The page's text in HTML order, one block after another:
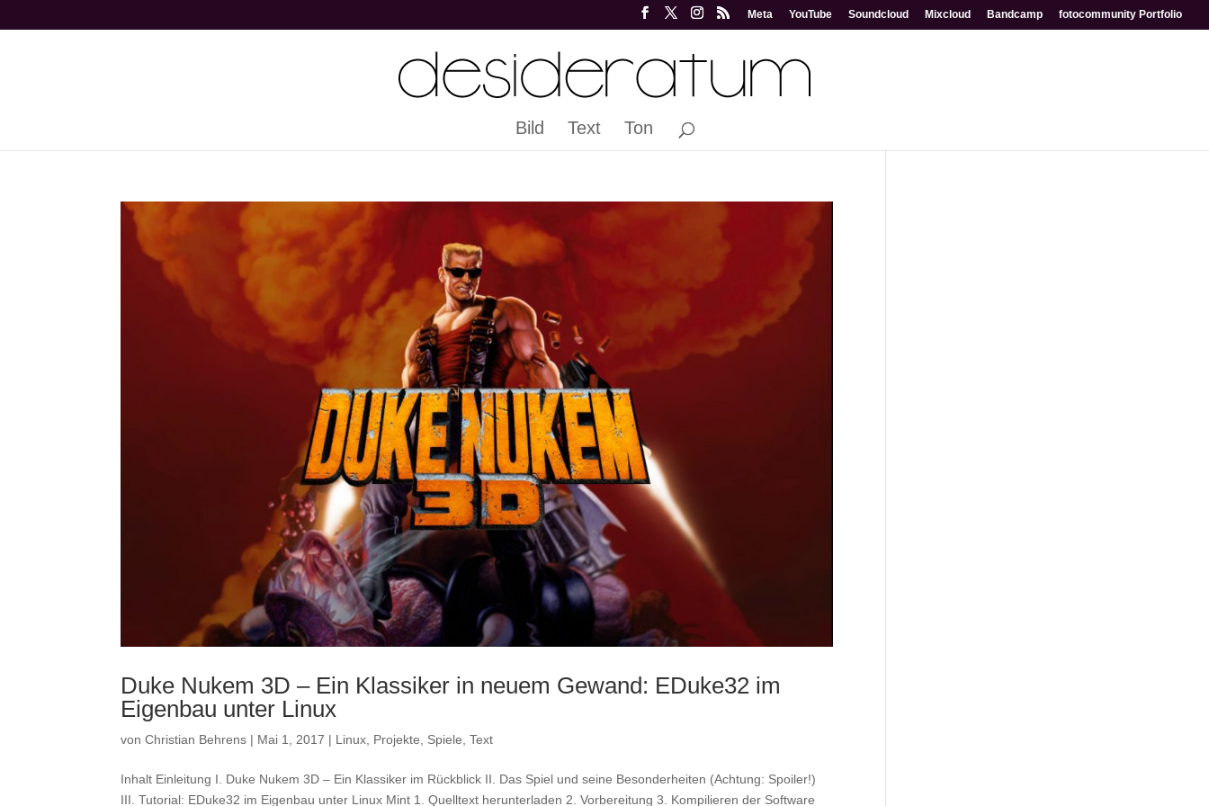
Meta YouTube Soundcloud Mixcloud Bandcamp fotocommunity Portfolio
Bild Text Ton
Duke Nukem 3D – Ein Klassiker in neuem Gewand: EDuke32 im
Eigenbau unter Linux
vonChristian Behrens | Mai 1, 2017 | Linux Projekte Spiele ,Text
Inhalt Einleitung I. Duke Nukem 3D – Ein Klassiker im Rückblick II. Das Spiel und seine Besonderheiten (Achtung: Spoiler!)
III. Tutorial: EDuke32 im Eigenbau unter Linux Mint 1. Quelltext herunterladen 2. Vorbereitung 3. Kompilieren der Software